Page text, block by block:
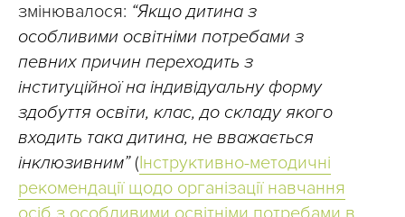
змінювалося: “Якщо дитина з
особливими освітніми потребами з
певних причин переходить з
інституційної на індивідуальну форму
здобуття освіти, клас, до складу якого
входить така дитина, не вважається
інклюзивним”(Інструктивно-методичні
рекомендації щодо організації навчання